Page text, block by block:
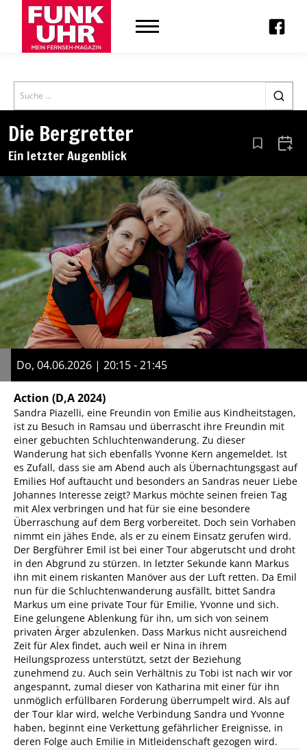
Search
Die Bergretter
Ein letzter Augenblick Aus den
Do, 04.06.2026 | 20:15 - 21:45
Action (D,A 2024)
Sandra Piazelli, eine Freundin von Emilie aus Kindheitstagen,
ist zu Besuch in Ramsau und überrascht ihre Freundin mit
einer gebuchten Schluchtenwanderung. Zu dieser
Wanderung hat sich ebenfalls Yvonne Kern angemeldet. Ist
es Zufall, dass sie am Abend auch als Übernachtungsgast auf
Emilies Hof auftaucht und besonders an Sandras neuer Liebe
Johannes Interesse zeigt? Markus möchte seinen freien Tag
mit Alex verbringen und hat für sie eine besondere
Überraschung auf dem Berg vorbereitet. Doch sein Vorhaben
nimmt ein jähes Ende, als er zu einem Einsatz gerufen wird.
Der Bergführer Emil ist bei einer Tour abgerutscht und droht
in den Abgrund zu stürzen. In letzter Sekunde kann Markus
ihn mit einem riskanten Manöver aus der Luft retten. Da Emil
nun für die Schluchtenwanderung ausfällt, bittet Sandra
Markus um eine private Tour für Emilie, Yvonne und sich.
Eine gelungene Ablenkung für ihn, um sich von seinem
privaten Ärger abzulenken. Dass Markus nicht ausreichend
Zeit für Alex findet, auch weil er Nina in ihrem
Heilungsprozess unterstützt, setzt der Beziehung
zunehmend zu. Auch sein Verhältnis zu Tobi ist nach wir vor
angespannt, zumal dieser von Katharina mit einer für ihn
unmöglich erfüllbaren Forderung überrumpelt wird. Als auf
der Tour klar wird, welche Verbindung Sandra und Yvonne
haben, beginnt eine Verkettung gefährlicher Ereignisse, in
deren Folge auch Emilie in Mitleidenschaft gezogen wird.